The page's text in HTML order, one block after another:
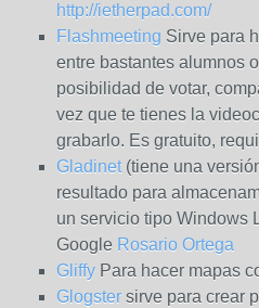
http://ietherpad.com/
Flashmeeting Sirve para
entre bastantes alumnos
posibilidad de votar,
vez que te tienes la
grabarlo. Es gratuito,
Gladinet(tiene una
resultado para
un servicio tipo Windows
Google Rosario Ortega
Gliffy Para hacer mapas
Glogster sirve para crear